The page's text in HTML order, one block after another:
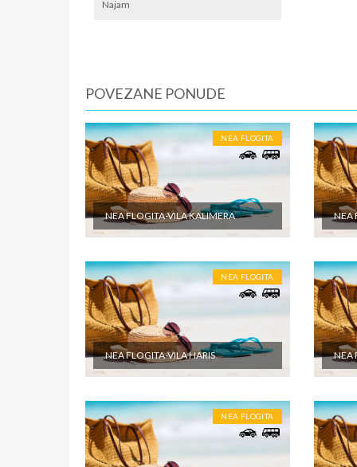
Najam
Fisrt
U
Cena
U
Cena
je po
ostale
POVEZANE PONUDE
NEA FLOGITA
NEA FLOGITA-VILA KALIMERA NEA
NEA FLOGITA
NEA FLOGITA-VILA HARIS NEA
NEA FLOGITA